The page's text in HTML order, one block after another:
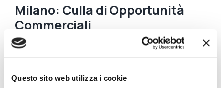
Questo sito web utilizza i cookie
Milano: Culla di Opportunità
Commerciali
Il panorama imprenditoriale milanese è un tessuto
pietra miliare per l’economia italiana, ospitando una